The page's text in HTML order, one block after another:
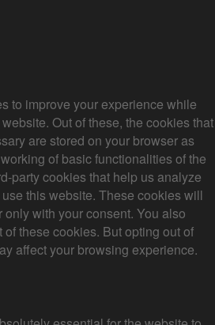
to improve your experience while
Out of these, the cookies that
are stored on your browser as
of basic functionalities of the
party cookies that help us analyze
this website. These cookies will
with your consent. You also
these cookies. But opting out of
affect your browsing experience.